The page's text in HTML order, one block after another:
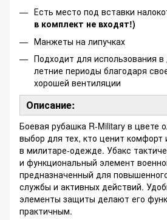
Есть место под вставки
в комплект не входят!)
Манжеты на липучках
Подходит для использования
летние периоды благодаря
хорошей вентиляции
Описание:
Боевая рубашка R-Military в цвете
выбор для тех, кто ценит комфорт
в милитаре-одежде. Убакс
и функциональный элемент
предназначенный для
службы и активных действий.
элементы защиты делают его
практичным.